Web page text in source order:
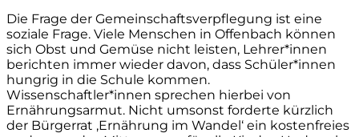
Die Frage der Gemeinschaftsverpflegung ist eine
soziale Frage. Viele Menschen in Offenbach können
sich Obst und Gemüse nicht leisten, Lehrer*innen
berichten immer wieder davon, dass Schüler*innen
hungrig in die Schule kommen.
Wissenschaftler*innen sprechen hierbei von
Ernährungsarmut. Nicht umsonst forderte kürzlich
der Bürgerrat ‚Ernährung im Wandel‘ ein kostenfreies